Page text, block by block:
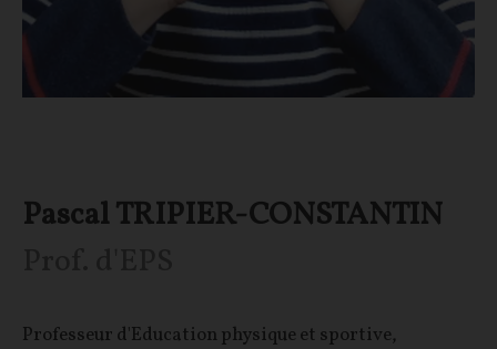
Pascal TRIPIER-CONSTANTIN
Professeur d'Education physique et sportive,